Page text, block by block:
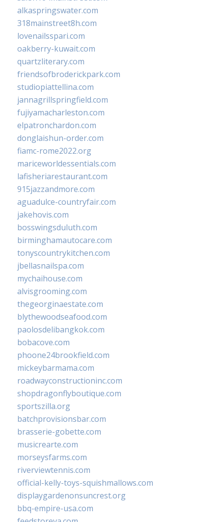
alkaspringswater.com
318mainstreet8h.com
lovenailsspari.com
oakberry-kuwait.com
quartzliterary.com
friendsofbroderickpark.com
studiopiattellina.com
jannagrillspringfield.com
fujiyamacharleston.com
elpatronchardon.com
donglaishun-order.com
fiamc-rome2022.org
mariceworldessentials.com
lafisheriarestaurant.com
915jazzandmore.com
aguadulce-countryfair.com
jakehovis.com
bosswingsduluth.com
birminghamautocare.com
tonyscountrykitchen.com
jbellasnailspa.com
mychaihouse.com
alvisgrooming.com
thegeorginaestate.com
blythewoodseafood.com
paolosdelibangkok.com
bobacove.com
phoone24brookfield.com
mickeybarmama.com
roadwayconstructioninc.com
shopdragonflyboutique.com
sportszilla.org
batchprovisionsbar.com
brasserie-gobette.com
musicrearte.com
morseysfarms.com
riverviewtennis.com
official-kelly-toys-squishmallows.com
displaygardenonsuncrest.org
bbq-empire-usa.com